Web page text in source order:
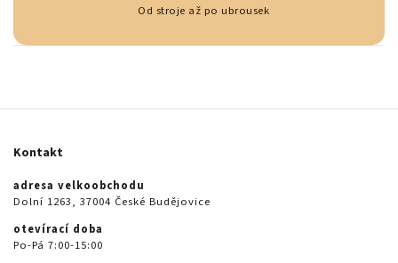
Od stroje až po ubrousek
Kontakt
adresa velkoobchodu
Dolní 1263, 37004 České Budějovice
otevírací doba
Po-Pá 7:00-15:00